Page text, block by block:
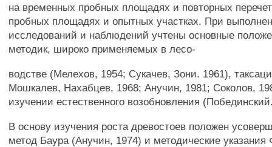
на временных пробных площадях и повторных
пробных площадях и опытных участках. При
исследований и наблюдений учтены основные
методик, широко применяемых в лесо-
водстве (Мелехов, 1954; Сукачев, Зони. 1961),
Мошкалев, Нахабцев, 1968; Анучин, 1981; Соколов,
изучении естественного возобновления
В основу изучения роста древостоев положен
метод Баура (Анучин, 1974) и методические